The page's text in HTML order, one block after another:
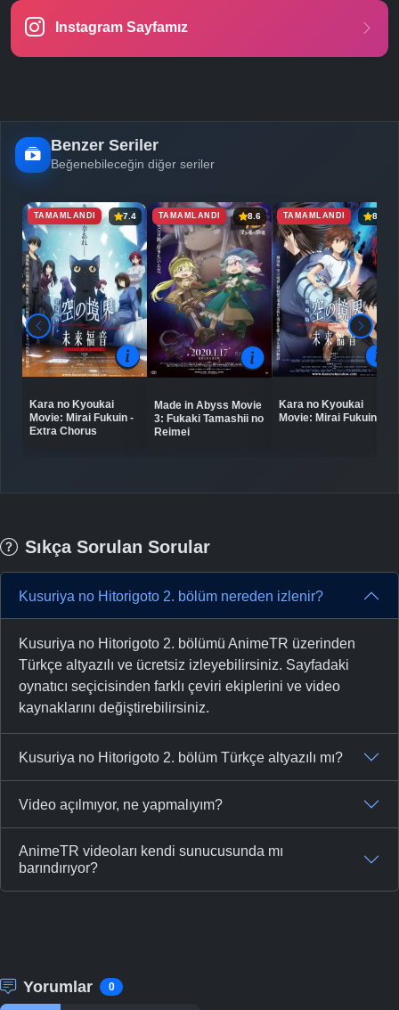
-Bölüm No: 24
Instagram Sayfamız
Benzer Seriler
Beğenebileceğin diğer seriler
TAMAMLANDI 7.4
Kara no Kyoukai
Movie: Mirai Fukuin -
Extra Chorus
TAMAMLANDI 8.6
Made in Abyss Movie
3: Fukaki Tamashii no
Reimei
TAMAMLANDI 8.0
Kara no Kyoukai
Movie: Mirai Fukuin
Sıkça Sorulan Sorular
Kusuriya no Hitorigoto 2. bölüm nereden izlenir?
Kusuriya no Hitorigoto 2. bölümü AnimeTR üzerinden
Türkçe altyazılı ve ücretsiz izleyebilirsiniz. Sayfadaki
oynatıcı seçicisinden farklı çeviri ekiplerini ve video
kaynaklarını değiştirebilirsiniz.
Kusuriya no Hitorigoto 2. bölüm Türkçe altyazılı mı?
Video açılmıyor, ne yapmalıyım?
AnimeTR videoları kendi sunucusunda mı
barındırıyor?
Yorumlar 0